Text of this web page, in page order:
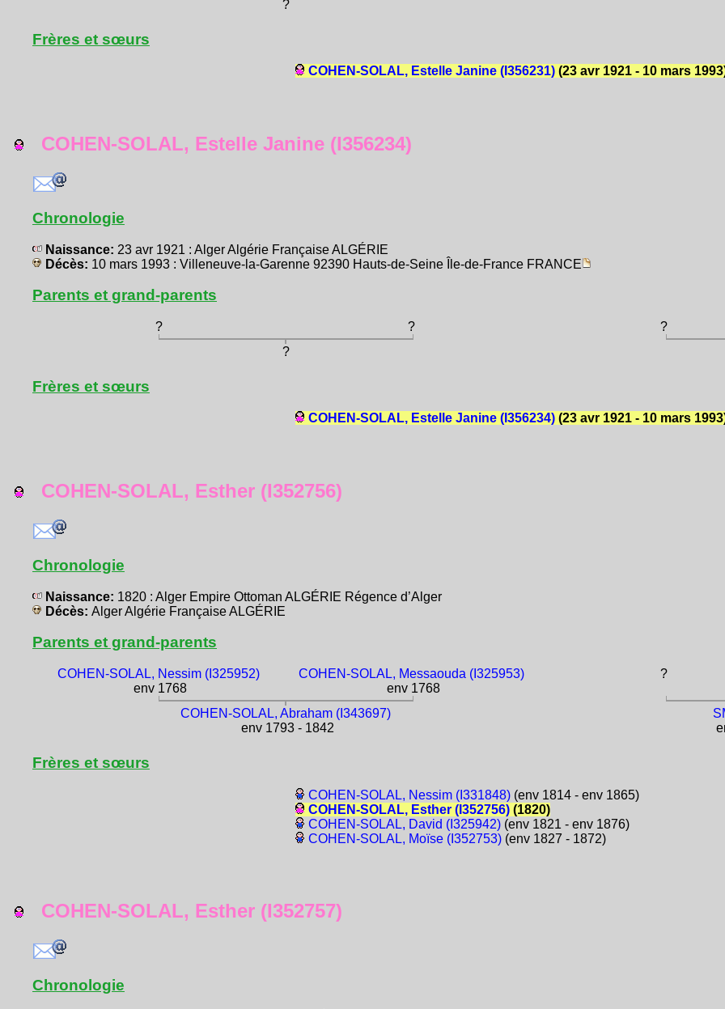
?
Frères et sœurs
COHEN-SOLAL, Estelle Janine (I356231) (23 avr 1921 - 10 mars
COHEN-SOLAL, Estelle Janine (I356234)
Chronologie
Naissance: 23 avr 1921 : Alger Algérie Française ALGÉRIE
Décès: 10 mars 1993 : Villeneuve-la-Garenne 92390 Hauts-de-Seine Île-de-France FRANCE
Parents et grand-parents
? ? ?
?
Frères et sœurs
COHEN-SOLAL, Estelle Janine (I356234) (23 avr 1921 - 10 mars
COHEN-SOLAL, Esther (I352756)
Chronologie
Naissance: 1820 : Alger Empire Ottoman ALGÉRIE Régence d’Alger
Décès: Alger Algérie Française ALGÉRIE
Parents et grand-parents
COHEN-SOLAL, Nessim (I325952)
env 1768
COHEN-SOLAL, Messaouda (I325953)
env 1768
?
COHEN-SOLAL, Abraham (I343697)
env 1793 - 1842
Frères et sœurs
COHEN-SOLAL, Nessim (I331848) (env 1814 - env 1865)
COHEN-SOLAL, Esther (I352756) (1820)
COHEN-SOLAL, David (I325942) (env 1821 - env 1876)
COHEN-SOLAL, Moïse (I352753) (env 1827 - 1872)
COHEN-SOLAL, Esther (I352757)
Chronologie